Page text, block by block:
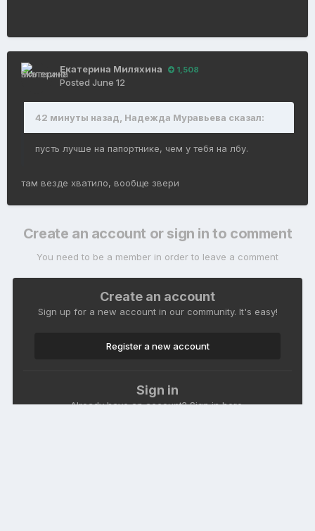
Екатерина Миляхина 1,508
Posted June 12
42 минуты назад, Надежда Муравьева сказал:
пусть лучше на папортнике, чем у тебя на лбу.
там везде хватило, вообще звери
Create an account or sign in to comment
You need to be a member in order to leave a comment
Create an account
Sign up for a new account in our community. It's easy!
Register a new account
Sign in
Already have an account? Sign in here.